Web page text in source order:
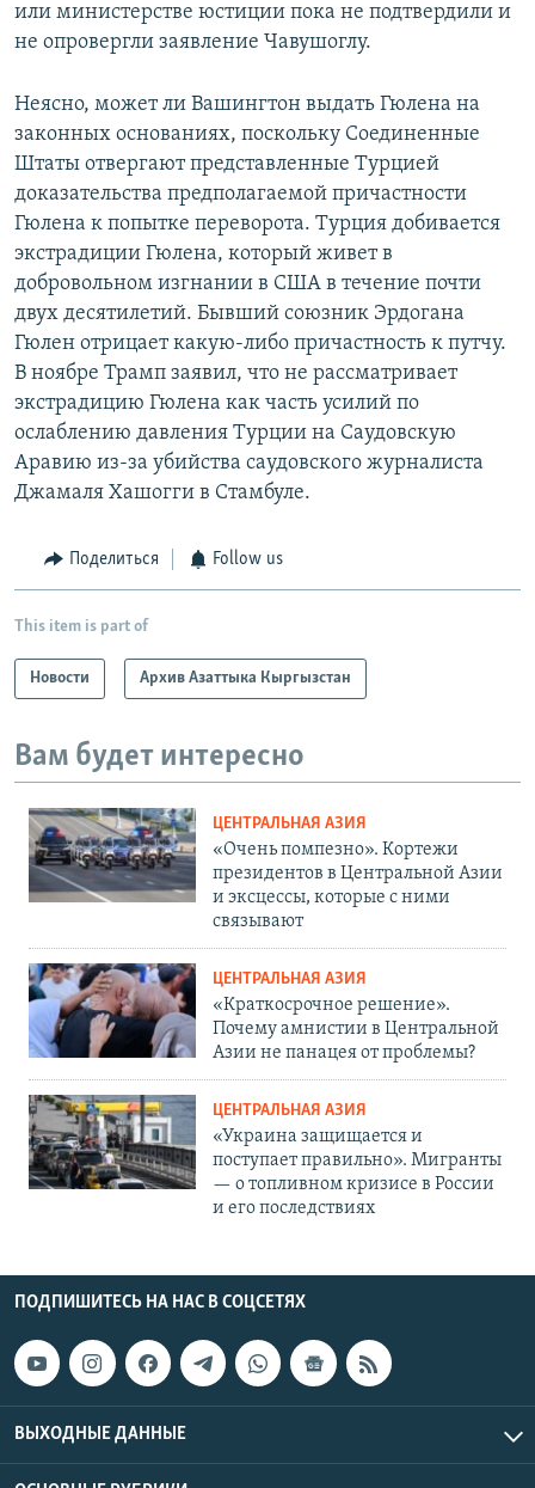
или министерстве юстиции пока не подтвердили и
не опровергли заявление Чавушоглу.
Неясно, может ли Вашингтон выдать Гюлена на
законных основаниях, поскольку Соединенные
Штаты отвергают представленные Турцией
доказательства предполагаемой причастности
Гюлена к попытке переворота. Турция добивается
экстрадиции Гюлена, который живет в
добровольном изгнании в США в течение почти
двух десятилетий. Бывший союзник Эрдогана
Гюлен отрицает какую-либо причастность к путчу.
В ноябре Трамп заявил, что не рассматривает
экстрадицию Гюлена как часть усилий по
ослаблению давления Турции на Саудовскую
Аравию из-за убийства саудовского журналиста
Джамаля Хашогги в Стамбуле.
Поделиться Follow us
This item is part of
Новости Архив Азаттыка Кыргызстан
Вам будет интересно
ЦЕНТРАЛЬНАЯ АЗИЯ
«Очень помпезно». Кортежи
президентов в Центральной Азии
и эксцессы, которые с ними
связывают
ЦЕНТРАЛЬНАЯ АЗИЯ
«Краткосрочное решение».
Почему амнистии в Центральной
Азии не панацея от проблемы?
ЦЕНТРАЛЬНАЯ АЗИЯ
«Украина защищается и
поступает правильно». Мигранты
— о топливном кризисе в России
и его последствиях
ПОДПИШИТЕСЬ НА НАС В СОЦСЕТЯХ
ВЫХОДНЫЕ ДАННЫЕ